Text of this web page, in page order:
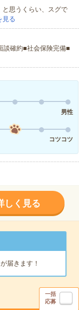
思うくらい、スグで
見る
談確約■社会保険完備■
男性
コツコツ
しく見る
が届きます！
一括
応募